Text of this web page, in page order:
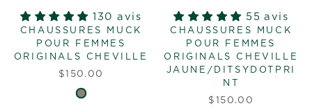
130 avis
CHAUSSURES MUCK
POUR FEMMES
ORIGINALS CHEVILLE
$150.00
55 avis
CHAUSSURES MUCK
POUR FEMMES
ORIGINALS CHEVILLE
JAUNE/DITSYDOTPRI
NT
$150.00